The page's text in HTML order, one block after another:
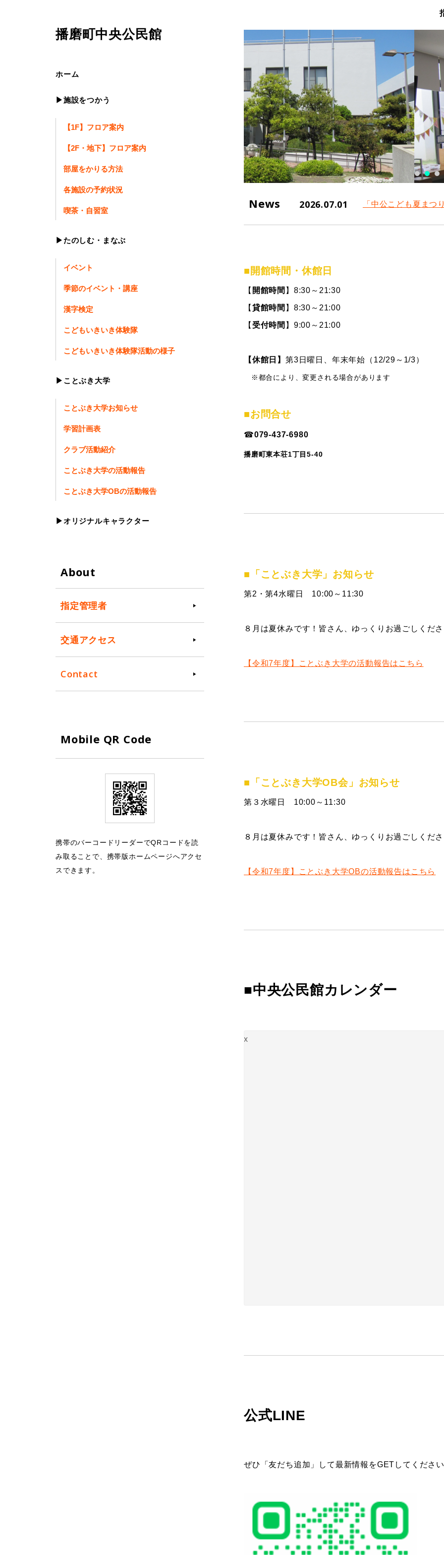
播磨町中央公民館
ホーム
▶施設をつかう
【1F】フロア案内
【2F・地下】フロア案内
部屋をかりる方法
各施設の予約状況
喫茶・自習室
▶たのしむ・まなぶ
イベント
季節のイベント・講座
漢字検定
こどもいきいき体験隊
こどもいきいき体験隊活動の様子
▶ことぶき大学
ことぶき大学お知らせ
学習計画表
クラブ活動紹介
ことぶき大学の活動報告
ことぶき大学OBの活動報告
▶オリジナルキャラクター
About
指定管理者
交通アクセス
Contact
Mobile QR Code
携帯のバーコードリーダーでQRコードを読
み取ることで、携帯版ホームページへアクセ
スできます。
News 2026.07.01 「中公こども夏まつ
■開館時間 ・休館日
【 開館時間 】8:30～21:30
【 貸館時間 】8:30～21:00
【 受付時間 】9:00～21:00
【休館日】 第3日曜日、年末年始（12/29～1/3）
※都合により、変更される場合があります
■お問合せ
☎079-437-6980
播磨町東本荘1丁目5-40
■「ことぶき大学」お知らせ
第2・第4水曜日 10:00～11:30
８月は夏休みです！皆さん、ゆっくりお過ごしくだ
【令和7年度】ことぶき大学の活動報告はこちら
■「ことぶき大学OB会」お知らせ
第３水曜日 10:00～11:30
８月は夏休みです！皆さん、ゆっくりお過ごしくだ
【令和7年度】ことぶき大学OBの活動報告はこちら
■中央公民館カレンダー
x
公式LINE
ぜひ「友だち追加」して最新情報をGETしてくださ